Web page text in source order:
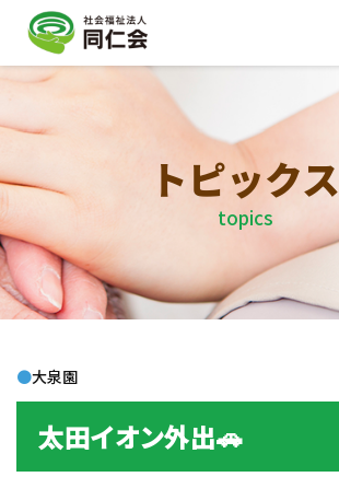
トピックス
topics
●大泉園
太田イオン外出🚗